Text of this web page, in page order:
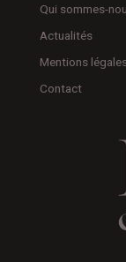
Qui sommes-
Actualités
Mentions
Contact